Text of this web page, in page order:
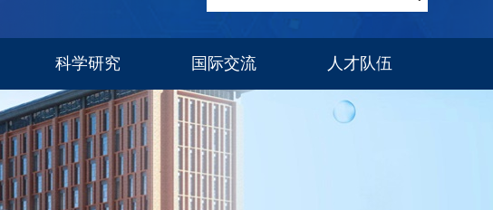
科学研究
科研进展
国际交流
交流项目
人才队伍
消息公告